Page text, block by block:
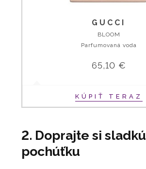
GUCCI
BLOOM
Parfumovaná voda
65,10 €
KÚPIŤ TERAZ
2. Doprajte si sladkú
pochúťku